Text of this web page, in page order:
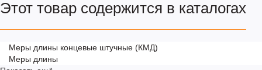
Этот товар содержится в каталогах
Меры длины концевые штучные (КМД)
Меры длины